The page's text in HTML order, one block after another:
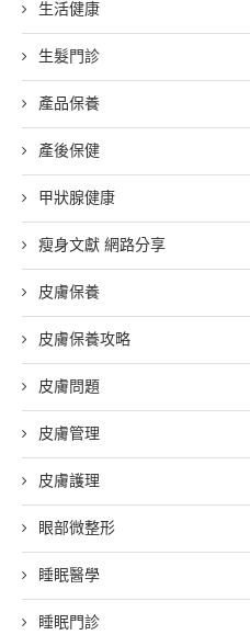
生活健康
生髮門診
產品保養
產後保健
甲狀腺健康
瘦身文獻 網路分享
皮膚保養
皮膚保養攻略
皮膚問題
皮膚管理
皮膚護理
眼部微整形
睡眠醫學
睡眠門診